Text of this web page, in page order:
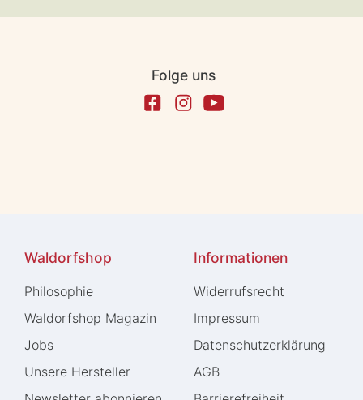
Folge uns
Waldorfshop
Philosophie
Waldorfshop Magazin
Jobs
Unsere Hersteller
Informationen
Widerrufs­recht
Impressum
Daten­schutz­erklärung
AGB